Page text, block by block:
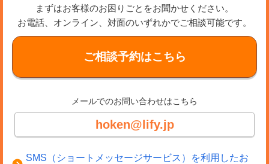
まずはお客様のお困りごとをお聞かせください。
お電話、オンライン、対面のいずれかでご相談可能です。
ご相談予約はこちら
メールでのお問い合わせはこちら
hoken@lify.jp
SMS（ショートメッセージサービス）を利用したお